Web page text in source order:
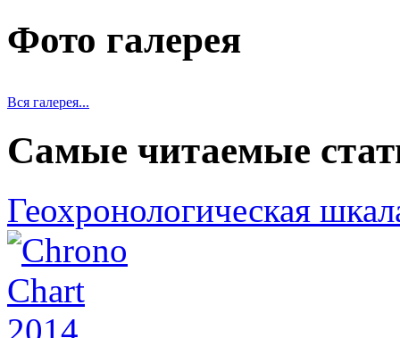
Фото галерея
Вся галерея...
Самые читаемые
Геохронологическая